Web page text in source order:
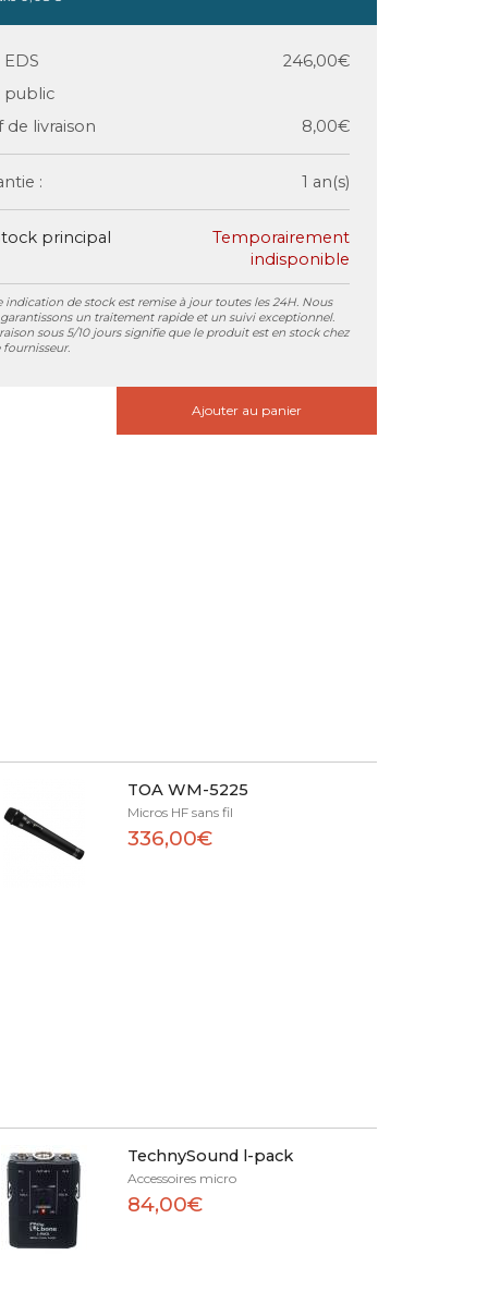
EDS
246,00€
public
de livraison
8,00€
: 1 an(s)
principal
Temporairement
indisponible
indication de stock est remise à jour toutes les 24H. Nous
un traitement rapide et un suivi exceptionnel.
sous 5/10 jours signifie que le produit est en stock chez
fournisseur.
Ajouter au panier
TOA WM-5225
Micros HF sans fil
336,00€
TechnySound l-pack
Accessoires micro
84,00€